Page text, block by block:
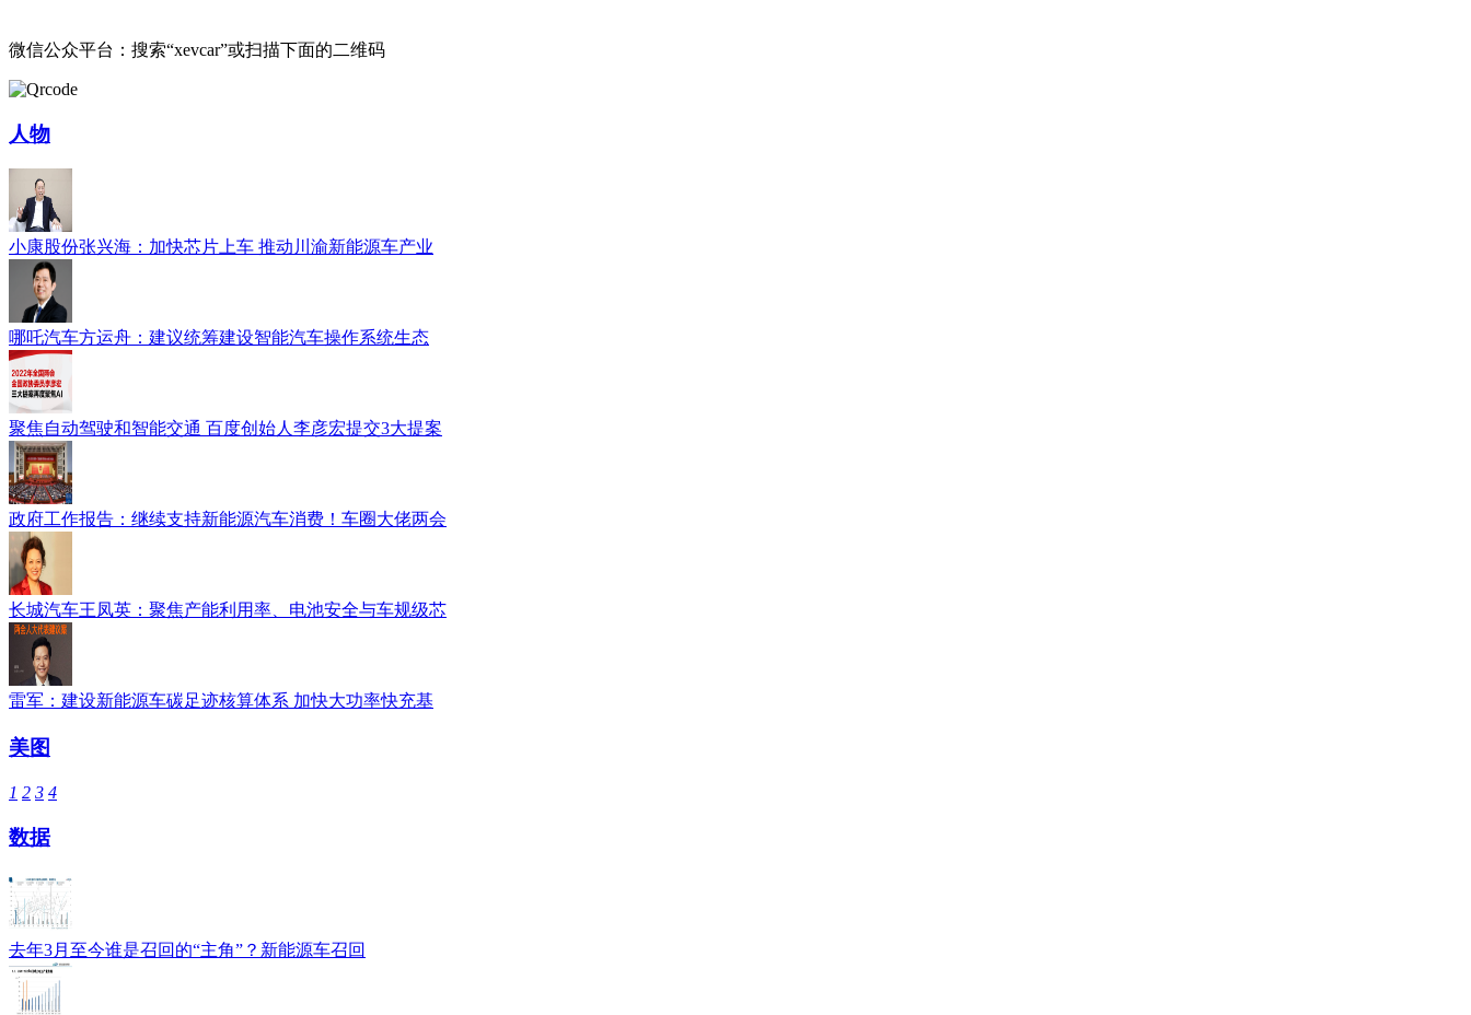
微信公众平台：搜索“xevcar”或扫描下面的二维码
人物
小康股份张兴海：加快芯片上车 推动川渝新能源车产业
哪吒汽车方运舟：建议统筹建设智能汽车操作系统生态
聚焦自动驾驶和智能交通 百度创始人李彦宏提交3大提案
政府工作报告：继续支持新能源汽车消费！车圈大佬两会
长城汽车王凤英：聚焦产能利用率、电池安全与车规级芯
雷军：建设新能源车碳足迹核算体系 加快大功率快充基
美图
1 2 3 4
数据
去年3月至今谁是召回的“主角”？新能源车召回